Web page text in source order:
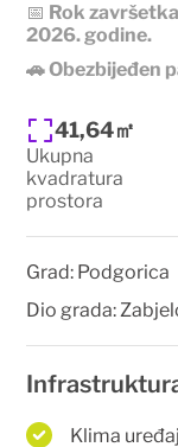
📅 Rok
2026. godine.
🚗 Obezbijeđen
41,64㎡
Ukupna
kvadratura
prostora
Grad: Podgorica
Dio grada:
Klima uređaj